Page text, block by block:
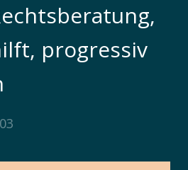
progressiv